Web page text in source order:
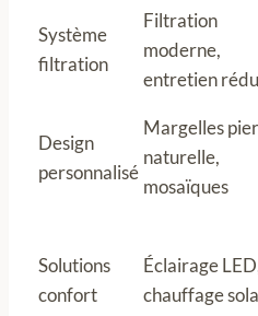
Système
filtration
Filtration
moderne,
entretien
Design
personnalisé
Margelles
naturelle,
mosaïques
Solutions
confort
Éclairage
chauffage